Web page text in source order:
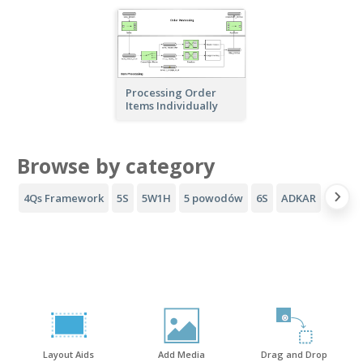
Processing Order
Items Individually
Browse by category
4Qs Framework 5S 5W1H 5 powodów 6S ADKAR Lejek
Layout Aids Add Media Drag and Drop